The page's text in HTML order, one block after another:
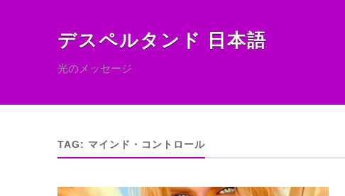
デスペルタンド 日本語
光のメッセージ
TAG: マインド・コントロール